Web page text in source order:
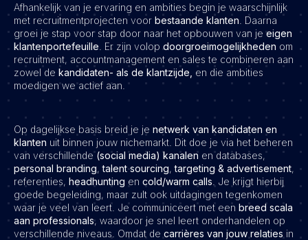
Afhankelijk van je ervaring en ambities begin je waarschijnlijk
met recruitmentprojecten voor bestaande klanten . Daarna
groei je stap voor stap door naar het opbouwen van jeeigen
klantenportefeuille . Er zijn volopdoorgroeimogelijkheden om
recruitment, accountmanagement en sales te combineren aan
zowel de kandidaten- als de klantzijde, en die ambities
moedigen we actief aan.
Op dagelijkse basis breid je je netwerk van kandidaten en
klanten uit binnen jouw nichemarkt. Dit doe je via het beheren
van verschillende(social media) kanalen en databases,
personal branding,talent sourcing,targeting & advertisement,
referenties, headhunting en cold/warm calls . Je krijgt hierbij
goede begeleiding, maar zult ook uitdagingen tegenkomen
waar je veel van leert. Je communiceert met een breed scala
aan professionals, waardoor je snel leert onderhandelen op
verschillende niveaus. Omdat de carrières van jouw relaties in